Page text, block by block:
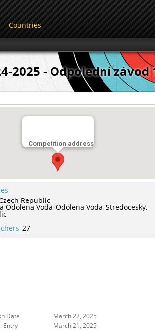
Countries
2025 - Odpolední závod
Competition address
Republic
Odolena Voda,Odolena Voda,Stredocesky,
27
Date
March 22, 2025
Entry March 21, 2025